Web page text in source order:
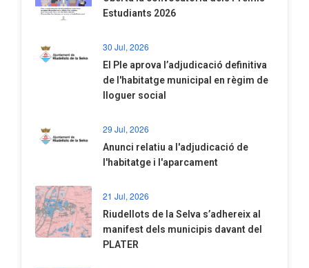
Estudiants 2026
30 Jul, 2026
El Ple aprova l’adjudicació definitiva
de l'habitatge municipal en règim de
lloguer social
29 Jul, 2026
Anunci relatiu a l'adjudicació de
l'habitatge i l'aparcament
21 Jul, 2026
Riudellots de la Selva s’adhereix al
manifest dels municipis davant del
PLATER